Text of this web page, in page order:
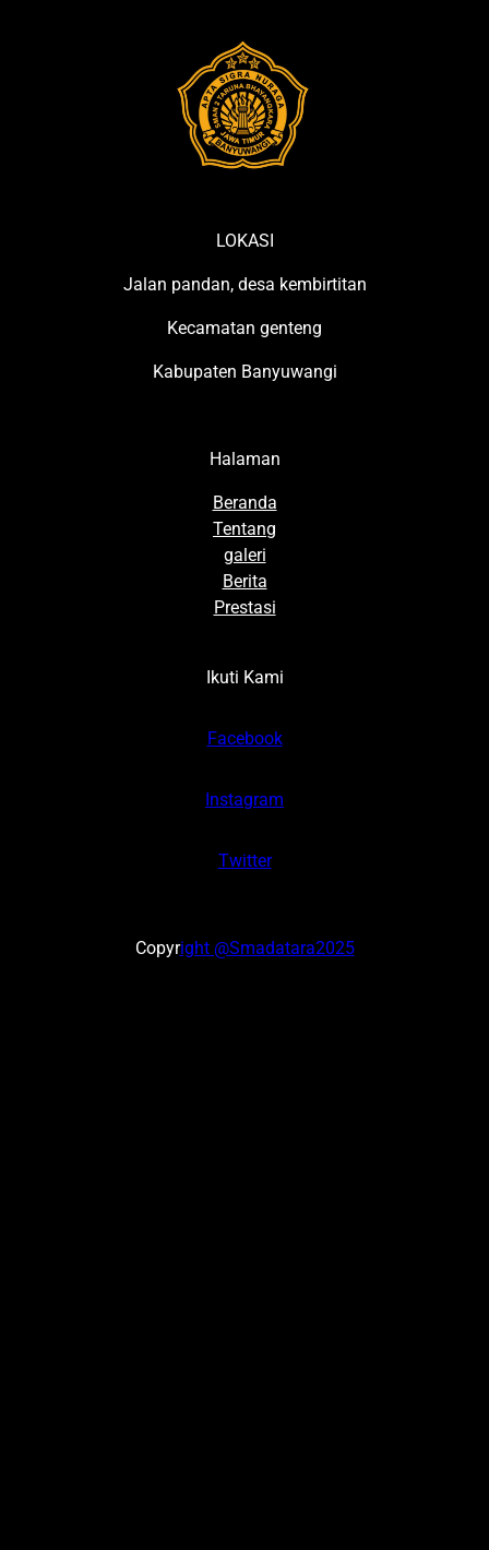
LOKASI
Jalan pandan, desa kembirtitan
Kecamatan genteng
Kabupaten Banyuwangi
Halaman
Beranda
Tentang
galeri
Berita
Prestasi
Ikuti Kami
Facebook
Instagram
Twitter
Copyright @Smadatara2025